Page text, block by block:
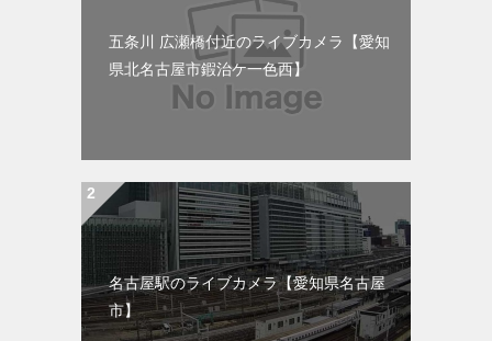
五条川 広瀬橋付近のライブカメラ【愛知
県北名古屋市鍜治ケ一色西】
名古屋駅のライブカメラ【愛知県名古屋
市】